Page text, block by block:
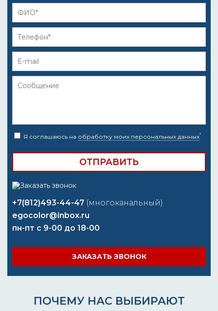
Я соглашаюсь на обработку моих персональных данных*
+7(812)493-44-47 (многоканальный)
egocolor@inbox.ru
пн-пт с 9-00 до 18-00
ЗАКАЗАТЬ ЗВОНОК
ПОЧЕМУ НАС ВЫБИРАЮТ